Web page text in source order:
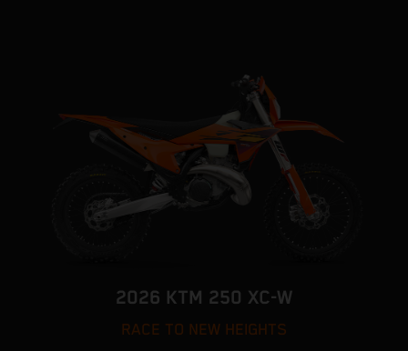
2026 KTM 250 XC-W
RACE TO NEW HEIGHTS